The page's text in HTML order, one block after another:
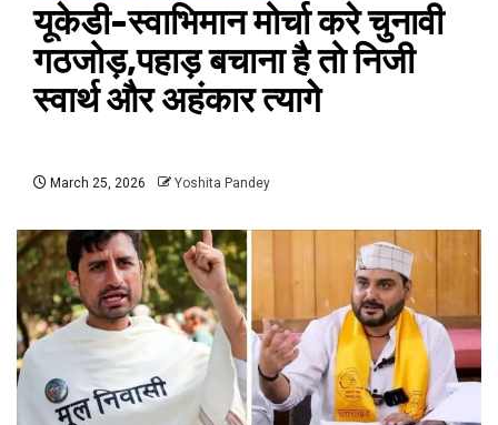
यूकेडी-स्वाभिमान मोर्चा करे चुनावी
गठजोड़,पहाड़ बचाना है तो निजी
स्वार्थ और अहंकार त्यागेे
March 25, 2026 Yoshita Pandey